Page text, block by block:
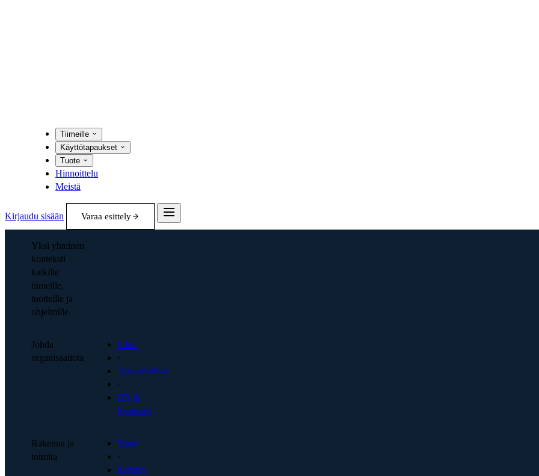
Tiimeille
Käyttötapaukset
Tuote
Hinnoittelu
Meistä
Kirjaudu sisään Varaa esittely
Yksi yhteinen
konteksti
kaikille
tiimeille,
tuotteille ja
ohjelmille.
Johda
organisaatiota
Johto
·
Taloushallinto
·
HR &
Kulttuuri
Rakenna ja
toimita
Tuote
·
Kehitys